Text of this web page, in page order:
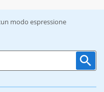
modo espressione